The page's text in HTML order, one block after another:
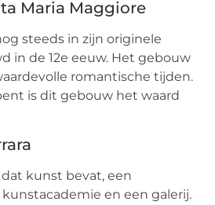
Maria Maggiore
steeds in zijn originele
in de 12e eeuw. Het gebouw
romantische tijden.
is dit gebouw het waard
kunst bevat, een
en een galerij.